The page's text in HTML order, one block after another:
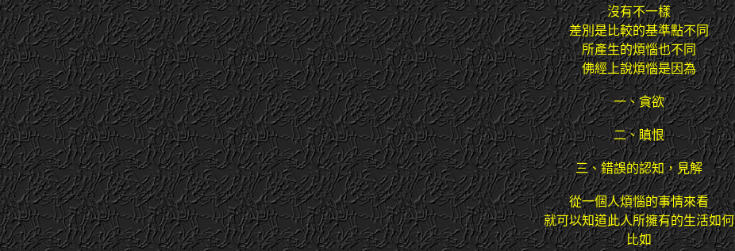
沒有不一樣
差別是比較的基準點不同
所產生的煩惱也不同
佛經上說煩惱是因為
一、貪欲
二、瞋恨
三、錯誤的認知，見解
從一個人煩惱的事情來看
就可以知道此人所擁有的生活如何
比如